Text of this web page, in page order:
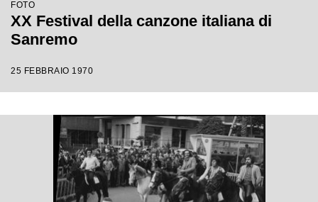
FOTO
XX Festival della canzone italiana di
Sanremo
25 FEBBRAIO 1970